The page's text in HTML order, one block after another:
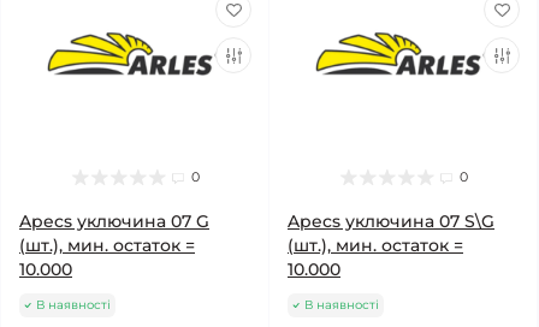
0
Apecs уключина 07 G
(шт.), мин. остаток =
10.000
В наявності
0
Apecs уключина 07 S\G
(шт.), мин. остаток =
10.000
В наявності